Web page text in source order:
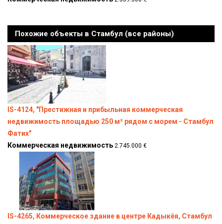
Похожие объекты в Стамбул (все районы)
IS-4124, "Престижная и прибыльная коммерческая
недвижимость площадью 250 м² рядом с морем - Стамбул
Фатих"
Коммерческая недвижимость 2.745.000 €
IS-4265, Коммерческое здание в центре Кадыкёя, Стамбул